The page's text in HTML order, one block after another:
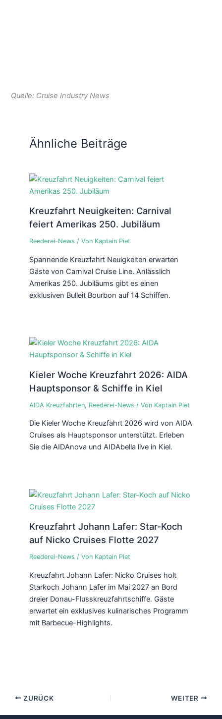
Quelle: Cruise Industry News
Ähnliche Beiträge
Kreuzfahrt Neuigkeiten: Carnival
feiert Amerikas 250. Jubiläum
Reederei-News / Von Kaptain Piet
Spannende Kreuzfahrt Neuigkeiten erwarten
Gäste von Carnival Cruise Line. Anlässlich
Amerikas 250. Jubiläums gibt es einen
exklusiven Bulleit Bourbon auf 14 Schiffen.
Kieler Woche Kreuzfahrt 2026: AIDA
Hauptsponsor & Schiffe in Kiel
AIDA Kreuzfahrten, Reederei-News / Von Kaptain Piet
Die Kieler Woche Kreuzfahrt 2026 wird von AIDA
Cruises als Hauptsponsor unterstützt. Erleben
Sie die AIDAnova und AIDAbella live in Kiel.
Kreuzfahrt Johann Lafer: Star-Koch
auf Nicko Cruises Flotte 2027
Reederei-News / Von Kaptain Piet
Kreuzfahrt Johann Lafer: Nicko Cruises holt
Starkoch Johann Lafer im Mai 2027 an Bord
dreier Donau-Flusskreuzfahrtschiffe. Gäste
erwartet ein exklusives kulinarisches Programm
mit Barbecue-Highlights.
ZURÜCK WEITER